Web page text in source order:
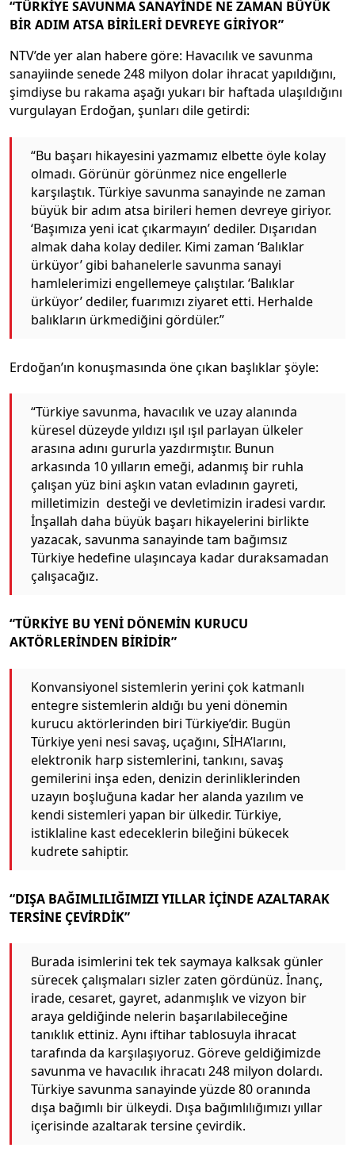
“TÜRKİYE SAVUNMA SANAYİNDE NE ZAMAN BÜYÜK
BİR ADIM ATSA BİRİLERİ DEVREYE GİRİYOR”
NTV’de yer alan habere göre: Havacılık ve savunma
sanayiinde senede 248 milyon dolar ihracat yapıldığını,
şimdiyse bu rakama aşağı yukarı bir haftada ulaşıldığını
vurgulayan Erdoğan, şunları dile getirdi:
“Bu başarı hikayesini yazmamız elbette öyle kolay
olmadı. Görünür görünmez nice engellerle
karşılaştık. Türkiye savunma sanayinde ne zaman
büyük bir adım atsa birileri hemen devreye giriyor.
‘Başımıza yeni icat çıkarmayın’ dediler. Dışarıdan
almak daha kolay dediler. Kimi zaman ‘Balıklar
ürküyor’ gibi bahanelerle savunma sanayi
hamlelerimizi engellemeye çalıştılar. ‘Balıklar
ürküyor’ dediler, fuarımızı ziyaret etti. Herhalde
balıkların ürkmediğini gördüler.”
Erdoğan’ın konuşmasında öne çıkan başlıklar şöyle:
“Türkiye savunma, havacılık ve uzay alanında
küresel düzeyde yıldızı ışıl ışıl parlayan ülkeler
arasına adını gururla yazdırmıştır. Bunun
arkasında 10 yılların emeği, adanmış bir ruhla
çalışan yüz bini aşkın vatan evladının gayreti,
milletimizin desteği ve devletimizin iradesi vardır.
İnşallah daha büyük başarı hikayelerini birlikte
yazacak, savunma sanayinde tam bağımsız
Türkiye hedefine ulaşıncaya kadar duraksamadan
çalışacağız.
“TÜRKİYE BU YENİ DÖNEMİN KURUCU
AKTÖRLERİNDEN BİRİDİR”
Konvansiyonel sistemlerin yerini çok katmanlı
entegre sistemlerin aldığı bu yeni dönemin
kurucu aktörlerinden biri Türkiye’dir. Bugün
Türkiye yeni nesi savaş, uçağını, SİHA’larını,
elektronik harp sistemlerini, tankını, savaş
gemilerini inşa eden, denizin derinliklerinden
uzayın boşluğuna kadar her alanda yazılım ve
kendi sistemleri yapan bir ülkedir. Türkiye,
istiklaline kast edeceklerin bileğini bükecek
kudrete sahiptir.
“DIŞA BAĞIMLILIĞIMIZI YILLAR İÇİNDE AZALTARAK
TERSİNE ÇEVİRDİK”
Burada isimlerini tek tek saymaya kalksak günler
sürecek çalışmaları sizler zaten gördünüz. İnanç,
irade, cesaret, gayret, adanmışlık ve vizyon bir
araya geldiğinde nelerin başarılabileceğine
tanıklık ettiniz. Aynı iftihar tablosuyla ihracat
tarafında da karşılaşıyoruz. Göreve geldiğimizde
savunma ve havacılık ihracatı 248 milyon dolardı.
Türkiye savunma sanayinde yüzde 80 oranında
dışa bağımlı bir ülkeydi. Dışa bağımlılığımızı yıllar
içerisinde azaltarak tersine çevirdik.